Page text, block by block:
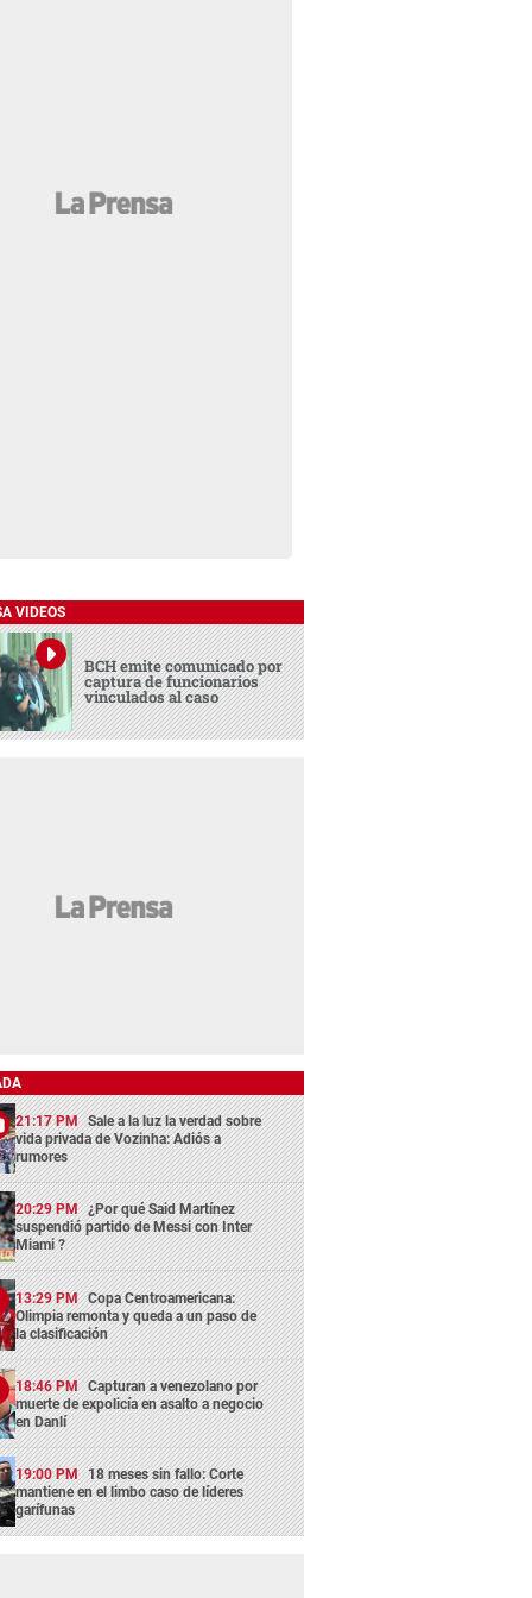
VIDEOS
BCH emite comunicado por
captura de funcionarios
vinculados al caso
21:17 PM Sale a la luz la verdad sobre
vida privada de Vozinha: Adiós a
rumores
20:29 PM ¿Por qué Said Martínez
suspendió partido de Messi con Inter
Miami ?
13:29 PM Copa Centroamericana:
Olimpia remonta y queda a un paso de
la clasificación
18:46 PM Capturan a venezolano por
muerte de expolicía en asalto a negocio
en Danlí
19:00 PM 18 meses sin fallo: Corte
mantiene en el limbo caso de líderes
garífunas